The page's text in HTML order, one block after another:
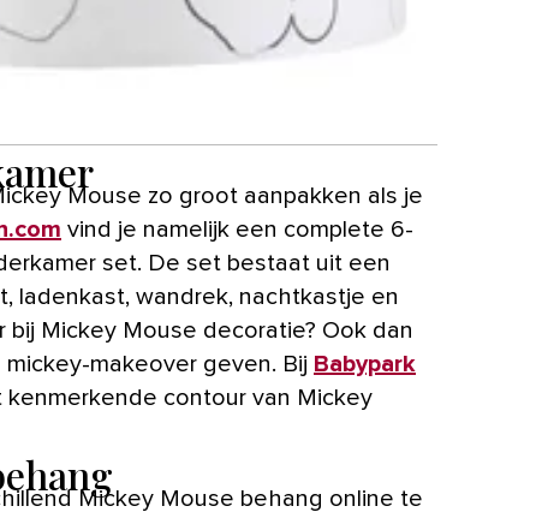
vind je namelijk een complete 6-
set. De set bestaat uit een
ladenkast, wandrek, nachtkastje en
bij Mickey Mouse decoratie? Ook dan
makeover geven. Bij Babypark
contour van Mickey
Mickey Mouse behang online te